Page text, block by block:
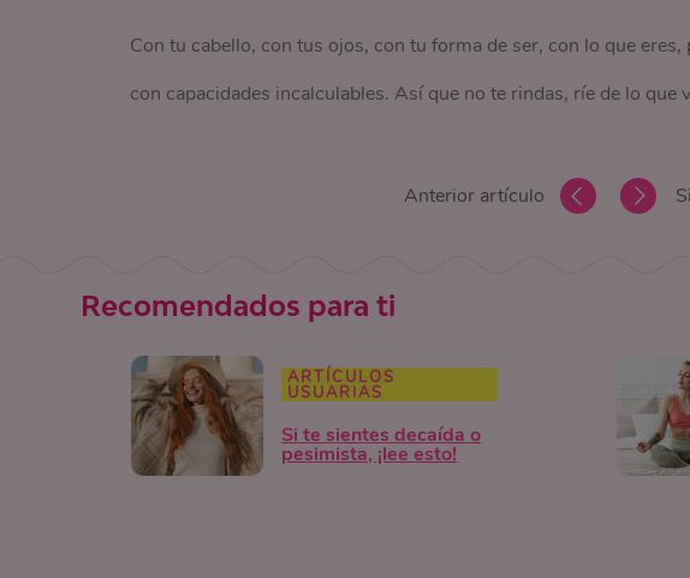
Con tu cabello, con tus ojos, con tu forma de ser, con lo que
con capacidades incalculables. Así que no te rindas, ríe de lo que
Anterior artículo
Recomendados para ti
ARTÍCULOS
USUARIAS
Si te sientes decaída o
pesimista, ¡lee esto!